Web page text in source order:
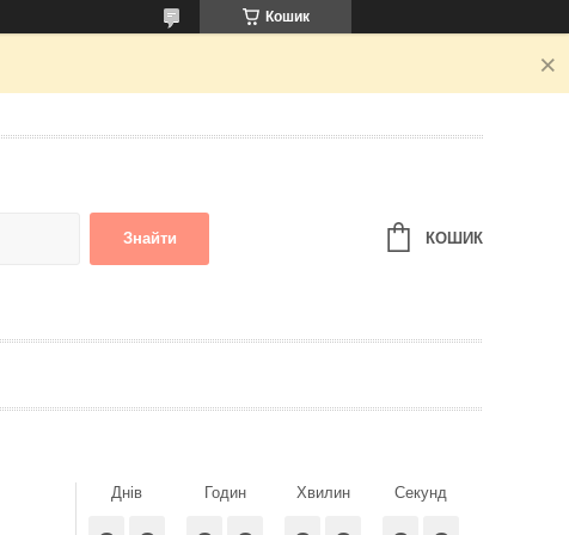
Кошик
Знайти КОШИК
Днів Годин Хвилин Секунд